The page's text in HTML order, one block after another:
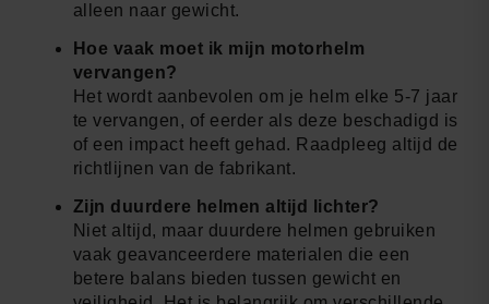
alleen naar gewicht.
Hoe vaak moet ik mijn motorhelm
vervangen?
Het wordt aanbevolen om je helm elke 5-7 jaar
te vervangen, of eerder als deze beschadigd is
of een impact heeft gehad. Raadpleeg altijd de
richtlijnen van de fabrikant.
Zijn duurdere helmen altijd lichter?
Niet altijd, maar duurdere helmen gebruiken
vaak geavanceerdere materialen die een
betere balans bieden tussen gewicht en